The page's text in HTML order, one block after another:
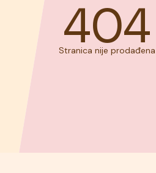
404
Stranica nije prodađena